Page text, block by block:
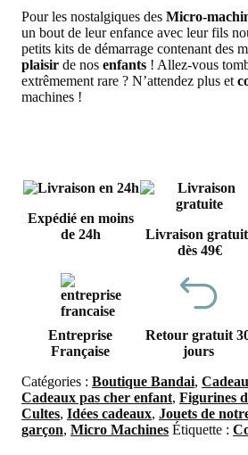
Pour les nostalgiques des Micro-
un bout de leur enfance avec leur fils
petits kits de démarrage contenant des
plaisir de nos enfants ! Allez-vous
extrêmement rare ? N’attendez plus et
machines !
Expédié en moins
de 24h
Livraison
dès 49€
Entreprise
Française
Retour gratuit
jours
Catégories : Boutique Bandai,
Cadeaux pas cher enfant, Figurines
Cultes, Idées cadeaux, Jouets de
garçon, Micro Machines Étiquette :